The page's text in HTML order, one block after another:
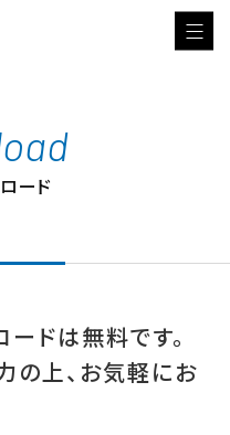
ード
ドは無料です。
の上、お気軽にお